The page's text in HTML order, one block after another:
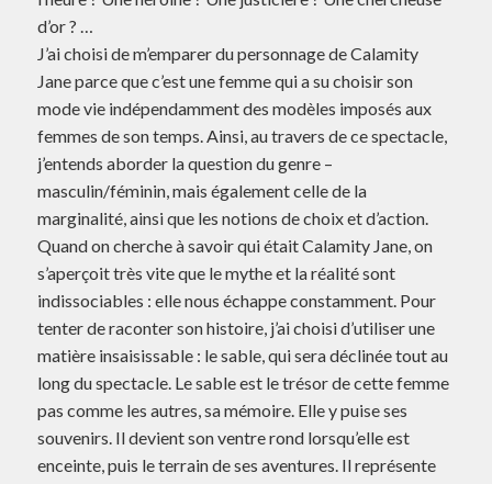
d’or ? …
J’ai choisi de m’emparer du personnage de Calamity
Jane parce que c’est une femme qui a su choisir son
mode vie indépendamment des modèles imposés aux
femmes de son temps. Ainsi, au travers de ce spectacle,
j’entends aborder la question du genre –
masculin/féminin, mais également celle de la
marginalité, ainsi que les notions de choix et d’action.
Quand on cherche à savoir qui était Calamity Jane, on
s’aperçoit très vite que le mythe et la réalité sont
indissociables : elle nous échappe constamment. Pour
tenter de raconter son histoire, j’ai choisi d’utiliser une
matière insaisissable : le sable, qui sera déclinée tout au
long du spectacle. Le sable est le trésor de cette femme
pas comme les autres, sa mémoire. Elle y puise ses
souvenirs. Il devient son ventre rond lorsqu’elle est
enceinte, puis le terrain de ses aventures. Il représente